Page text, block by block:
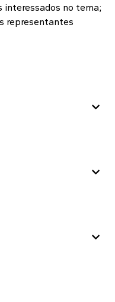
interessados no tema;
representantes